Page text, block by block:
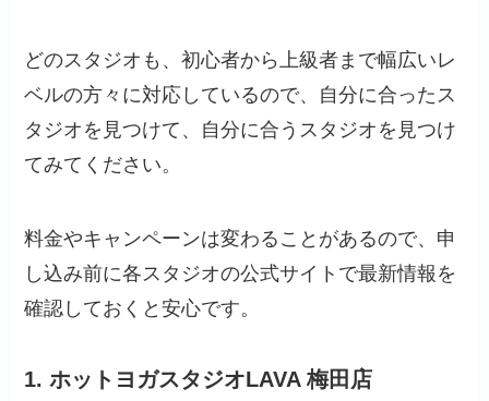
どのスタジオも、初心者から上級者まで幅広いレ
ベルの方々に対応しているので、自分に合ったス
タジオを見つけて、自分に合うスタジオを見つけ
てみてください。
料金やキャンペーンは変わることがあるので、申
し込み前に各スタジオの公式サイトで最新情報を
確認しておくと安心です。
1.ホットヨガスタジオLAVA 梅田店